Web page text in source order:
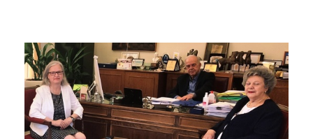
2011
2010
2006